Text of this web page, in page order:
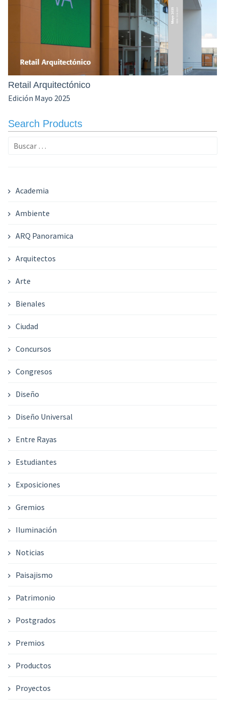
Retail Arquitectónico
Edición Mayo 2025
Search Products
Buscar:
Academia
Ambiente
ARQ Panoramica
Arquitectos
Arte
Bienales
Ciudad
Concursos
Congresos
Diseño
Diseño Universal
Entre Rayas
Estudiantes
Exposiciones
Gremios
Iluminación
Noticias
Paisajismo
Patrimonio
Postgrados
Premios
Productos
Proyectos